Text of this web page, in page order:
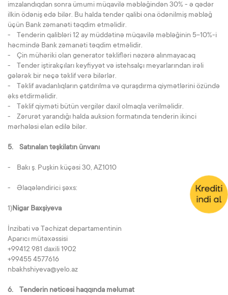
imzalandıqdan sonra ümumi müqavilə məbləğindən 30% - ə qədər
ilkin ödəniş edə bilər. Bu halda tender qalibi ona ödənilmiş məbləğ
üçün Bank zəmanəti təqdim etməlidir.
- Tenderin qalibləri 12 ay müddətinə müqavilə məbləğinin 5-10%-i
həcmində Bank zəmanəti təqdim etməlidir.
- Çin mühəriki olan generator təklifləri nəzərə alınmayacaq
- Tender iştirakçıları keyfiyyət və istehsalçı meyarlarından irəli
gələrək bir neçə təklif verə bilərlər.
- Təklif avadanlıqların çatdırılma və quraşdırma qiymətlərini özündə
əks etdirməlidir.
- Təklif qiyməti bütün vergilər daxil olmaqla verilməlidir.
- Zərurət yarandığı halda auksion formatında tenderin ikinci
mərhələsi elan edilə bilər.
5. Satınalan təşkilatın ünvanı
- Bakı ş. Puşkin küçəsi 30, AZ1010
- Əlaqələndirici şəxs:
1)Nigar Baxşiyeva
İnzibati və Təchizat departamentinin
Aparıcı mütəxəssisi
+99412 981 daxili 1902
+99455 4577616
nbakhshiyeva@yelo.az
6. Tenderin nəticəsi haqqında məlumat